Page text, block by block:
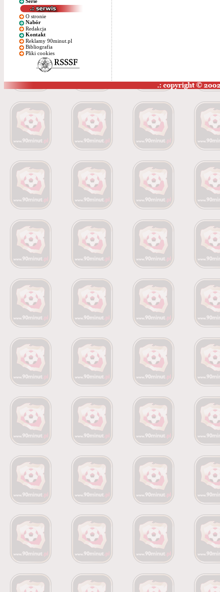
O stronie
Nabór
Redakcja
Kontakt
Reklamy 90minut.pl
Bibliografia
Pliki cookies